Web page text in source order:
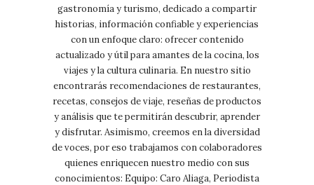
gastronomía y turismo, dedicado a compartir
historias, información confiable y experiencias
con un enfoque claro: ofrecer contenido
actualizado y útil para amantes de la cocina, los
viajes y la cultura culinaria. En nuestro sitio
encontrarás recomendaciones de restaurantes,
recetas, consejos de viaje, reseñas de productos
y análisis que te permitirán descubrir, aprender
y disfrutar. Asimismo, creemos en la diversidad
de voces, por eso trabajamos con colaboradores
quienes enriquecen nuestro medio con sus
conocimientos: Equipo: Caro Aliaga, Periodista